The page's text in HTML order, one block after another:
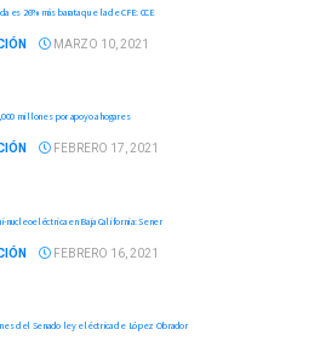
es 26% más barata que la de CFE: CCE
MARZO 10, 2021
millones por apoyo a hogares
FEBRERO 17, 2021
nucleoeléctrica en Baja California: Sener
FEBRERO 16, 2021
del Senado ley eléctrica de López Obrador